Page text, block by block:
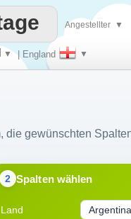
▼ | England ▼
Angestellter ▼
gewünschten
2 Spalten wählen
Land